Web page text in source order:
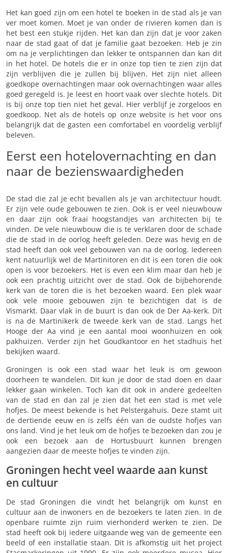
Het kan goed zijn om een hotel te boeken in de stad als je van
ver moet komen. Moet je van onder de rivieren komen dan is
het best een stukje rijden. Het kan dan zijn dat je voor zaken
naar de stad gaat of dat je familie gaat bezoeken. Heb je zin
om na je verplichtingen dan lekker te ontspannen dan kan dit
in het hotel. De hotels die er in onze top tien te zien zijn dat
zijn verblijven die je zullen bij blijven. Het zijn niet alleen
goedkope overnachtingen maar ook overnachtingen waar alles
goed geregeld is. Je leest en hoort vaak over slechte hotels. Dit
is bij onze top tien niet het geval. Hier verblijf je zorgeloos en
goedkoop. Net als de hotels op onze website is het voor ons
belangrijk dat de gasten een comfortabel en voordelig verblijf
beleven.
Eerst een hotelovernachting en dan
naar de bezienswaardigheden
De stad die zal je echt bevallen als je van architectuur houdt.
Er zijn vele oude gebouwen te zien. Ook is er veel nieuwbouw
en daar zijn ook fraai hoogstandjes van architecten bij te
vinden. De vele nieuwbouw die is te verklaren door de schade
die de stad in de oorlog heeft geleden. Deze was hevig en de
stad heeft dan ook veel gebouwen van na de oorlog. Iedereen
kent natuurlijk wel de Martinitoren en dit is een toren die ook
open is voor bezoekers. Het is even een klim maar dan heb je
ook een prachtig uitzicht over de stad. Ook de bijbehorende
kerk van de toren die is het bezoeken waard. Een plek waar
ook vele mooie gebouwen zijn te bezichtigen dat is de
Vismarkt. Daar vlak in de buurt is dan ook de Der Aa-kerk. Dit
is na de Martinikerk de tweede kerk van de stad. Langs het
Hooge der Aa vind je een aantal mooi woonhuizen en ook
pakhuizen. Verder zijn het Goudkantoor en het stadhuis het
bekijken waard.
Groningen is ook een stad waar het leuk is om gewoon
doorheen te wandelen. Dit kun je door de stad doen en daar
lekker gaan winkelen. Toch kan dit ook in andere gedeelten
van de stad en dan zal je zien dat het een stad is met vele
hofjes. De meest bekende is het Pelstergahuis. Deze stamt uit
de dertiende eeuw en is zelfs één van de oudste hofjes van
ons land. Vind je het leuk om de hofjes te bezoeken dan zou je
ook een bezoek aan de Hortusbuurt kunnen brengen
aangezien daar de meeste hofjes te vinden zijn.
Groningen hecht veel waarde aan kunst
en cultuur
De stad Groningen die vindt het belangrijk om kunst en
cultuur aan de inwoners en de bezoekers te laten zien. In de
openbare ruimte zijn ruim vierhonderd werken te zien. De
stad heeft ook bij iedere uitgaande weg van de gemeente een
beeld of een installatie staan. Dit is afkomstig uit het project